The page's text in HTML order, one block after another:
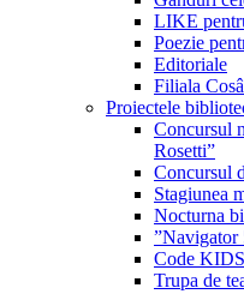
LIKE
Poezie
Editoriale
Filiala
Proiectele
Concursul
Rosetti”
Concursul
Stagiunea
Nocturna
”Navigator
Code KIDS
Trupa de